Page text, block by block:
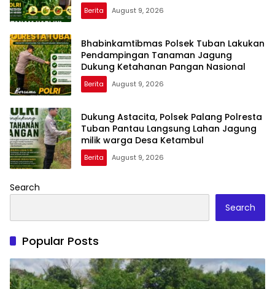
Berita August 9, 2026
Bhabinkamtibmas Polsek Tuban Lakukan
Pendampingan Tanaman Jagung
Dukung Ketahanan Pangan Nasional
Berita August 9, 2026
Dukung Astacita, Polsek Palang Polresta
Tuban Pantau Langsung Lahan Jagung
milik warga Desa Ketambul
Berita August 9, 2026
Search
Search
Popular Posts